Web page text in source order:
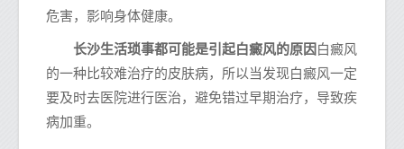
危害，影响身体健康。
长沙生活琐事都可能是引起白癜风的原因 白癜风
的一种比较难治疗的皮肤病，所以当发现白癜风一定
要及时去医院进行医治，避免错过早期治疗，导致疾
病加重。